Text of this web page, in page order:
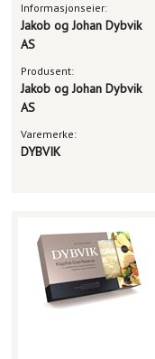
Informasjonseier:
Jakob og Johan Dybvik
AS
Produsent:
Jakob og Johan Dybvik
AS
Varemerke:
DYBVIK